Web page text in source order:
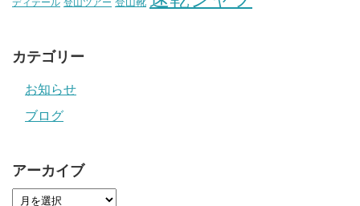
カテゴリー
お知らせ
ブログ
アーカイブ